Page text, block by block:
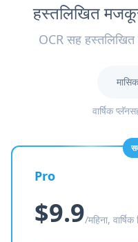
हस्तलिखित
OCR सह
मासिक
वार्षिक
Pro
$9.9/महिना, वार्षिक